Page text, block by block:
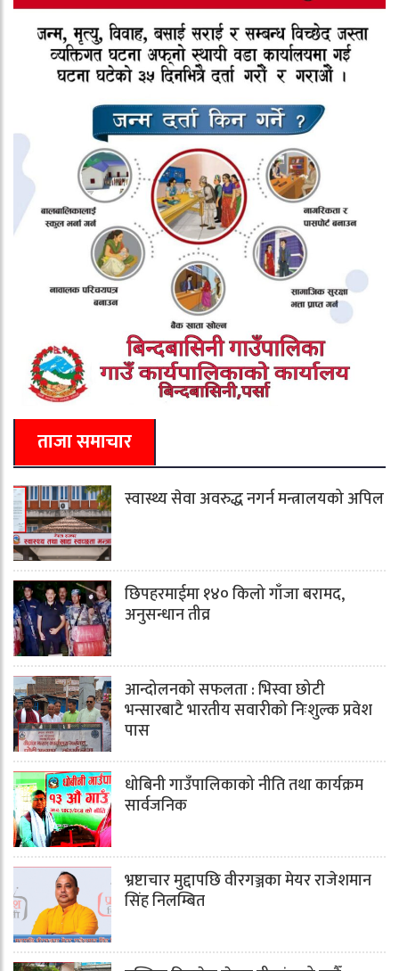
ताजा समाचार
स्वास्थ्य सेवा अवरुद्ध नगर्न मन्त्रालयको अपिल
छिपहरमाईमा १४० किलो गाँजा बरामद,
अनुसन्धान तीव्र
आन्दोलनको सफलता : भिस्वा छोटी
भन्सारबाटै भारतीय सवारीको निःशुल्क प्रवेश
पास
धोबिनी गाउँपालिकाको नीति तथा कार्यक्रम
सार्वजनिक
भ्रष्टाचार मुद्दापछि वीरगञ्जका मेयर राजेशमान
सिंह निलम्बित